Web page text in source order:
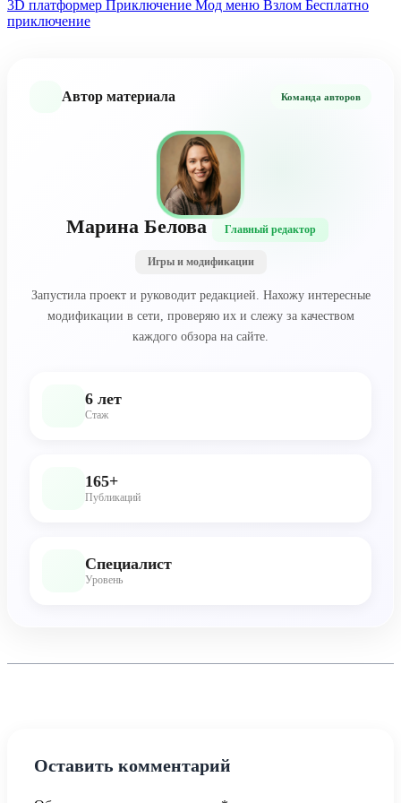
3D платформер Приключение Мод меню Взлом Бесплатно
приключение
Автор материала Команда авторов
Марина Белова Главный редактор
Игры и модификации
Запустила проект и руководит редакцией. Нахожу интересные
модификации в сети, проверяю их и слежу за качеством
каждого обзора на сайте.
6 лет
Стаж
165+
Публикаций
Специалист
Уровень
Оставить комментарий